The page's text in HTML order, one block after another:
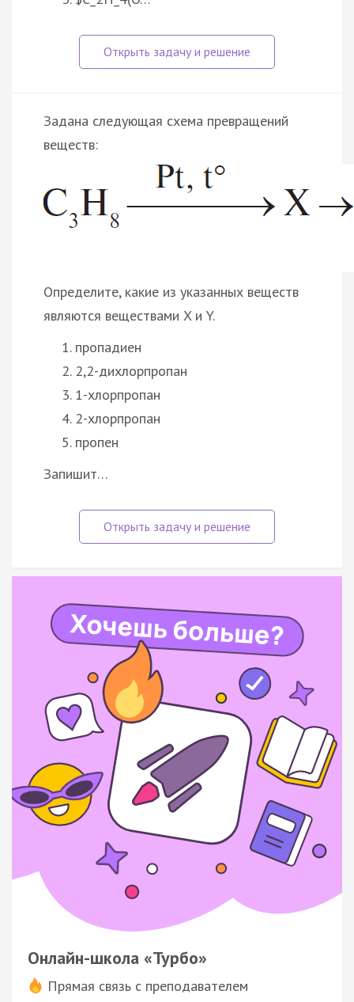
Задана следующая схема превращений
веществ:
Определите, какие из указанных веществ
являются веществами X и Y.
пропадиен
2,2-дихлорпропан
1-хлорпропан
2-хлорпропан
пропен
Запишит…
Онлайн-школа «Турбо»
Прямая связь с преподавателем